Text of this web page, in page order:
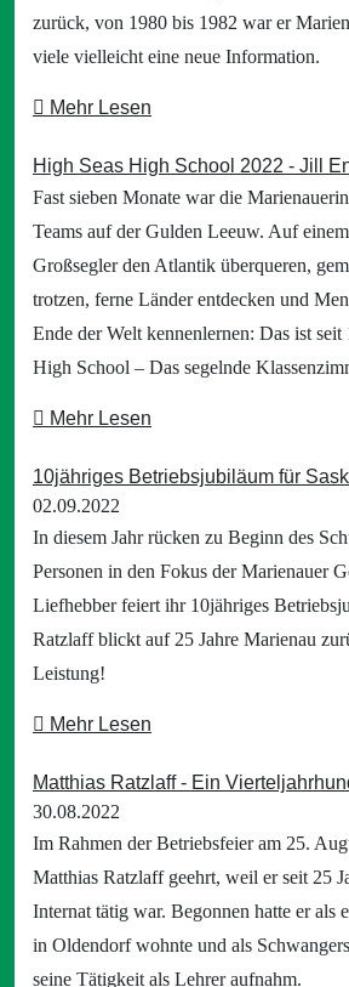
zurück, von 1980 bis 1982 war er
viele vielleicht eine neue Information.
Mehr Lesen
High Seas High School 2022 - Jill
Fast sieben Monate war die
Teams auf der Gulden Leeuw. Auf
Großsegler den Atlantik überqueren,
trotzen, ferne Länder entdecken und
Ende der Welt kennenlernen: Das ist
High School – Das segelnde
Mehr Lesen
10jähriges Betriebsjubiläum für
02.09.2022
In diesem Jahr rücken zu Beginn des
Personen in den Fokus der Marienauer
Liefhebber feiert ihr 10jähriges
Ratzlaff blickt auf 25 Jahre Marienau
Leistung!
Mehr Lesen
Matthias Ratzlaff - Ein
30.08.2022
Im Rahmen der Betriebsfeier am 25.
Matthias Ratzlaff geehrt, weil er seit 25
Internat tätig war. Begonnen hatte er als
in Oldendorf wohnte und als
seine Tätigkeit als Lehrer aufnahm.